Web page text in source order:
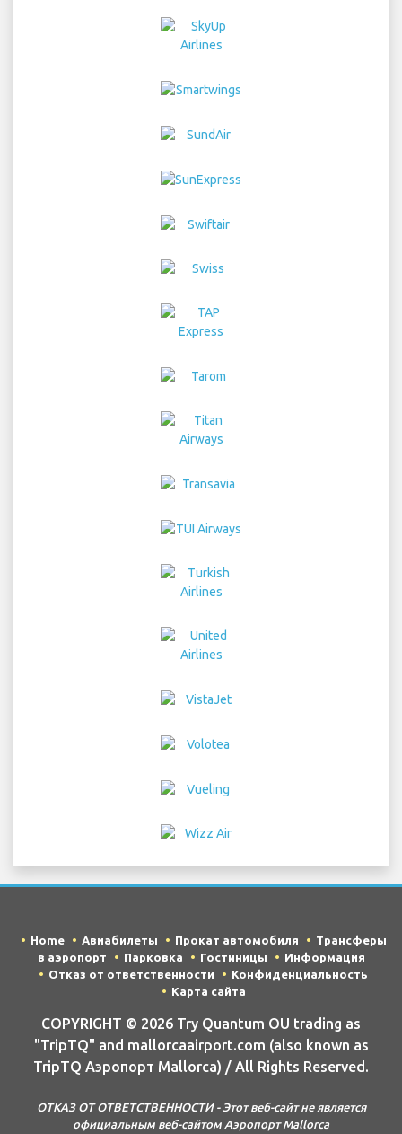
Home Авиабилеты Прокат автомобиля
Трансферы
в аэропорт
Парковка Гостиницы
Информация
Отказ от ответственности
Конфиденциальность
Карта сайта
COPYRIGHT © 2026 Try Quantum OU trading as
"TripTQ" and mallorcaairport.com (also known as
TripTQ Аэропорт Mallorca) / All Rights Reserved.
ОТКАЗ ОТ ОТВЕТСТВЕННОСТИ - Этот веб-сайт не является
официальным веб-сайтом Аэропорт Mallorca